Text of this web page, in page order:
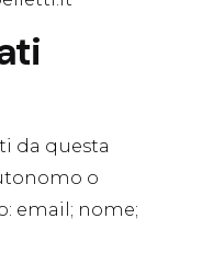
da questa
o
email; nome;